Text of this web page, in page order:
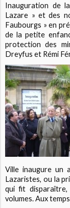
Inauguration de
Lazare » et des
Faubourgs » en
de la petite
protection des
Dreyfus et Rémi
Ville inaugure un
Lazaristes, ou la
qui fit disparaître,
volumes. Aux